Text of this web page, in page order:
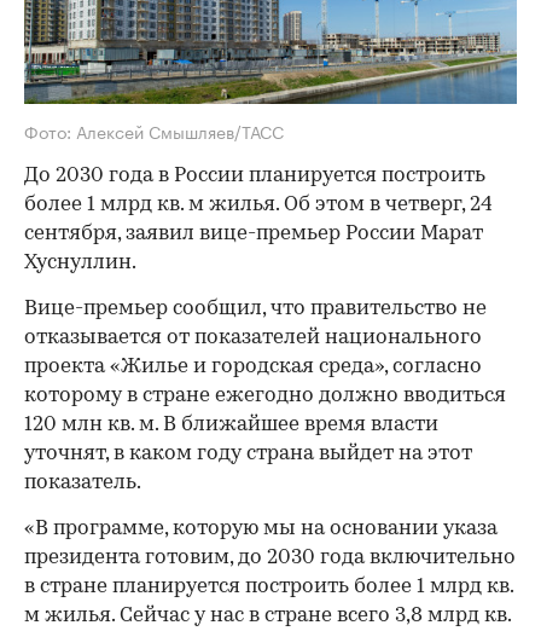
Фото: Алексей Смышляев/ТАСС
До 2030 года в России планируется построить
более 1 млрд кв. м жилья. Об этом в четверг, 24
сентября, заявил вице-премьер России Марат
Хуснуллин.
Вице-премьер сообщил, что правительство не
отказывается от показателей национального
проекта «Жилье и городская среда», согласно
которому в стране ежегодно должно вводиться
120 млн кв. м. В ближайшее время власти
уточнят, в каком году страна выйдет на этот
показатель.
«В программе, которую мы на основании указа
президента готовим, до 2030 года включительно
в стране планируется построить более 1 млрд кв.
м жилья. Сейчас у нас в стране всего 3,8 млрд кв.